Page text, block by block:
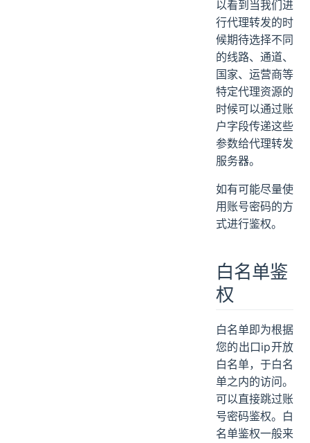
以看到当我们进
行代理转发的时
候期待选择不同
的线路、通道、
国家、运营商等
特定代理资源的
时候可以通过账
户字段传递这些
参数给代理转发
服务器。
如有可能尽量使
用账号密码的方
式进行鉴权。
白名单鉴
权
白名单即为根据
您的出口ip开放
白名单，于白名
单之内的访问。
可以直接跳过账
号密码鉴权。白
名单鉴权一般来